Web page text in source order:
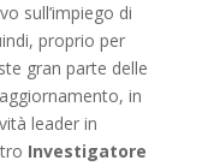
sull’impiego di
proprio per
gran parte delle
in
leader in
Investigatore